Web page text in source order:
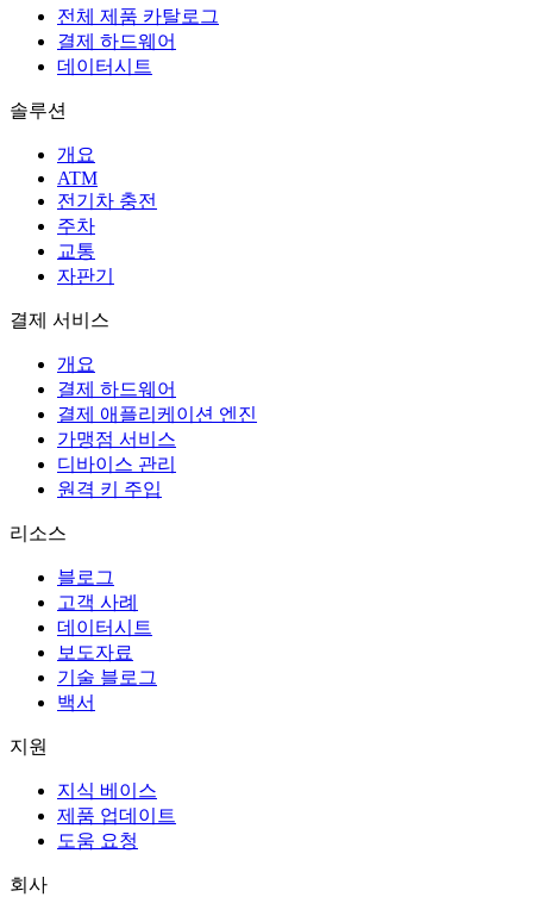
전체 제품 카탈로그
결제 하드웨어
데이터시트
솔루션
개요
ATM
전기차 충전
주차
교통
자판기
결제 서비스
개요
결제 하드웨어
결제 애플리케이션 엔진
가맹점 서비스
디바이스 관리
원격 키 주입
리소스
블로그
고객 사례
데이터시트
보도자료
기술 블로그
백서
지원
지식 베이스
제품 업데이트
도움 요청
회사